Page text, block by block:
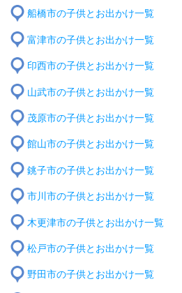
船橋市の子供とお出かけ一覧
富津市の子供とお出かけ一覧
印西市の子供とお出かけ一覧
山武市の子供とお出かけ一覧
茂原市の子供とお出かけ一覧
館山市の子供とお出かけ一覧
銚子市の子供とお出かけ一覧
市川市の子供とお出かけ一覧
木更津市の子供とお出かけ一覧
松戸市の子供とお出かけ一覧
野田市の子供とお出かけ一覧